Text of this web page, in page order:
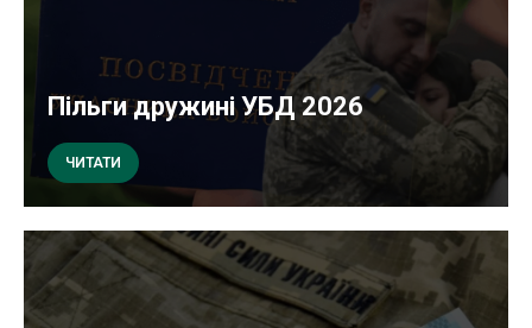
Пільги дружині УБД 2026
ЧИТАТИ